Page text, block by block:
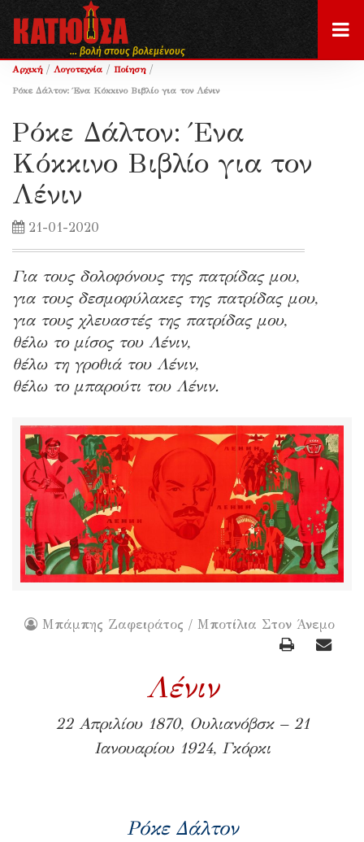
... βολή στους βολεμένους
Αρχική / Λογοτεχνία / Ποίηση /
Ρόκε Δάλτον: Ένα Κόκκινο Βιβλίο για τον Λένιν
Ρόκε Δάλτον: Ένα
Κόκκινο Βιβλίο για τον
Λένιν
21-01-2020
Για τους δολοφόνους της πατρίδας μου,
για τους δεσμοφύλακες της πατρίδας μου,
για τους χλευαστές της πατρίδας μου,
θέλω το μίσος του Λένιν,
θέλω τη γροθιά του Λένιν,
θέλω το μπαρούτι του Λένιν.
Μπάμπης Ζαφειράτος / Μποτίλια Στον Άνεμο
Λένιν
22 Απριλίου 1870, Ουλιανόβσκ – 21
Ιανουαρίου 1924, Γκόρκι
Ρόκε Δάλτον